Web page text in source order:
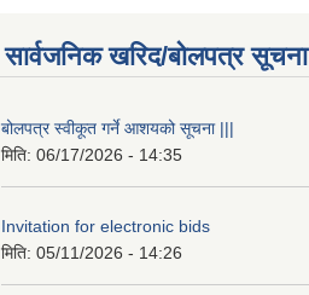
सार्वजनिक खरिद/बोलपत्र सूचना
बोलपत्र स्वीकूत गर्ने आशयको सूचना |||
मिति: 06/17/2026 - 14:35
Invitation for electronic bids
मिति: 05/11/2026 - 14:26